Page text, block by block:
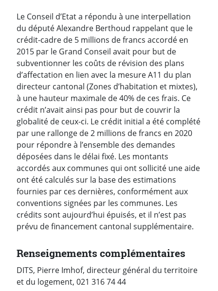
Le Conseil d’Etat a répondu à une interpellation
du député Alexandre Berthoud rappelant que le
crédit-cadre de 5 millions de francs accordé en
2015 par le Grand Conseil avait pour but de
subventionner les coûts de révision des plans
d’affectation en lien avec la mesure A11 du plan
directeur cantonal (Zones d’habitation et mixtes),
à une hauteur maximale de 40% de ces frais. Ce
crédit n’avait ainsi pas pour but de couvrir la
globalité de ceux-ci. Le crédit initial a été complété
par une rallonge de 2 millions de francs en 2020
pour répondre à l’ensemble des demandes
déposées dans le délai fixé. Les montants
accordés aux communes qui ont sollicité une aide
ont été calculés sur la base des estimations
fournies par ces dernières, conformément aux
conventions signées par les communes. Les
crédits sont aujourd’hui épuisés, et il n’est pas
prévu de financement cantonal supplémentaire.
Renseignements complémentaires
DITS, Pierre Imhof, directeur général du territoire
et du logement, 021 316 74 44